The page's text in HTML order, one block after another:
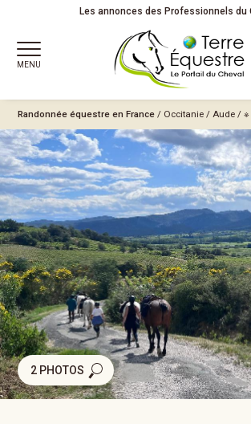
Les annonces des Professionnels du
MENU
Randonnée équestre en France / Occitanie /Aude /※
2 PHOTOS